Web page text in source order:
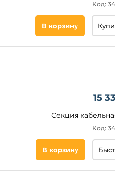
Код:
В корзину
15
Секция
Код:
В корзину